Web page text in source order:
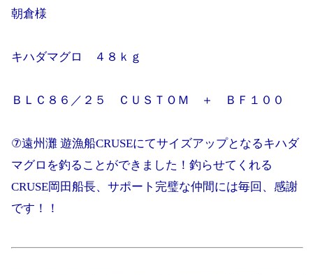
朝倉様
キハダマグロ ４８ｋｇ
ＢＬＣ８６／２５ ＣＵＳＴＯＭ ＋ ＢＦ１００
⑦遠州灘 遊漁船CRUSEにてサイズアップとなるキハダ
マグロを釣ることができました！釣らせてくれる
CRUSE岡田船長、サポート完璧な仲間には毎回、感謝
です！！